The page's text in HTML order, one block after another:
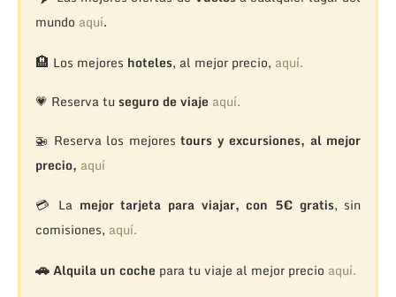
mundo aquí.
🏨 Los mejores hoteles, al mejor precio, aquí.
💗 Reserva tu seguro de viaje aquí.
🚁 Reserva los mejorestours y excursiones, al mejor
precio, aquí
💳 La mejor tarjeta para viajar, con 5€ gratis, sin
comisiones, aquí.
🚗Alquila un coche para tu viaje al mejor precio aquí.